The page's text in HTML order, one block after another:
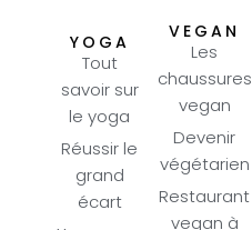
YOGA
Tout
savoir sur
le yoga
Réussir le
grand
écart
VEGAN
Les
chaussures
vegan
Devenir
végétarien
Restaurant
vegan à